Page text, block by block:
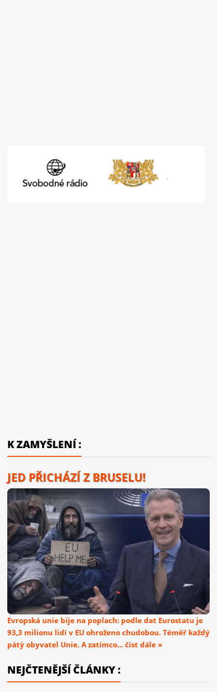
K ZAMYŠLENÍ :
JED PŘICHÁZÍ Z BRUSELU!
Evropská unie bije na poplach: podle dat Eurostatu je
93,3 milionu lidí v EU ohroženo chudobou. Téměř každý
pátý obyvatel Unie. A zatímco... číst dále »
NEJČTENĚJŠÍ ČLÁNKY :